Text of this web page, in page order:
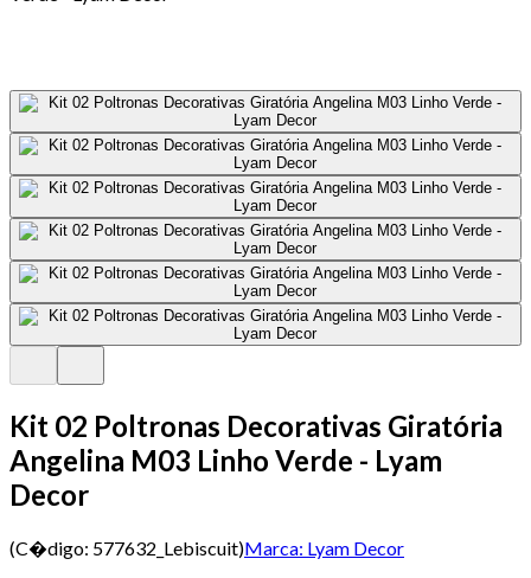
Kit 02 Poltronas Decorativas Giratória
Angelina M03 Linho Verde - Lyam
Decor
(C�digo: 577632_Lebiscuit)Marca: Lyam Decor